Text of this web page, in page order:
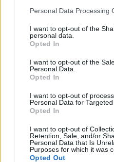
Please note that this website/
not limited to your visit or
grant or deny consent to
use your data for below
consent section.
Personal Data Processing
I want to opt-out of the
personal data.
Opted In
I want to opt-out of the
Personal Data.
Opted In
I want to opt-out of
Personal Data for Targeted
Opted In
I want to opt-out of
Retention, Sale, and/or
Personal Data that Is
Purposes for which it was
Opted Out